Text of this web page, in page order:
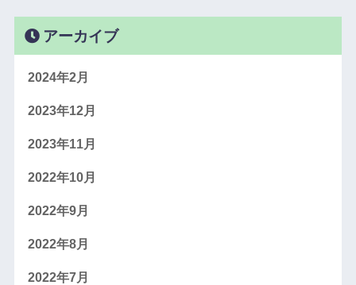
アーカイブ
2024年2月
2023年12月
2023年11月
2022年10月
2022年9月
2022年8月
2022年7月